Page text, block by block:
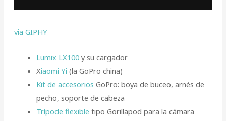
via GIPHY
Lumix LX100y su cargador
Xiaomi Yi (la GoPro china)
Kit de accesorios GoPro: boya de buceo, arnés de
pecho, soporte de cabeza
Trípode flexible tipo Gorillapod para la cámara